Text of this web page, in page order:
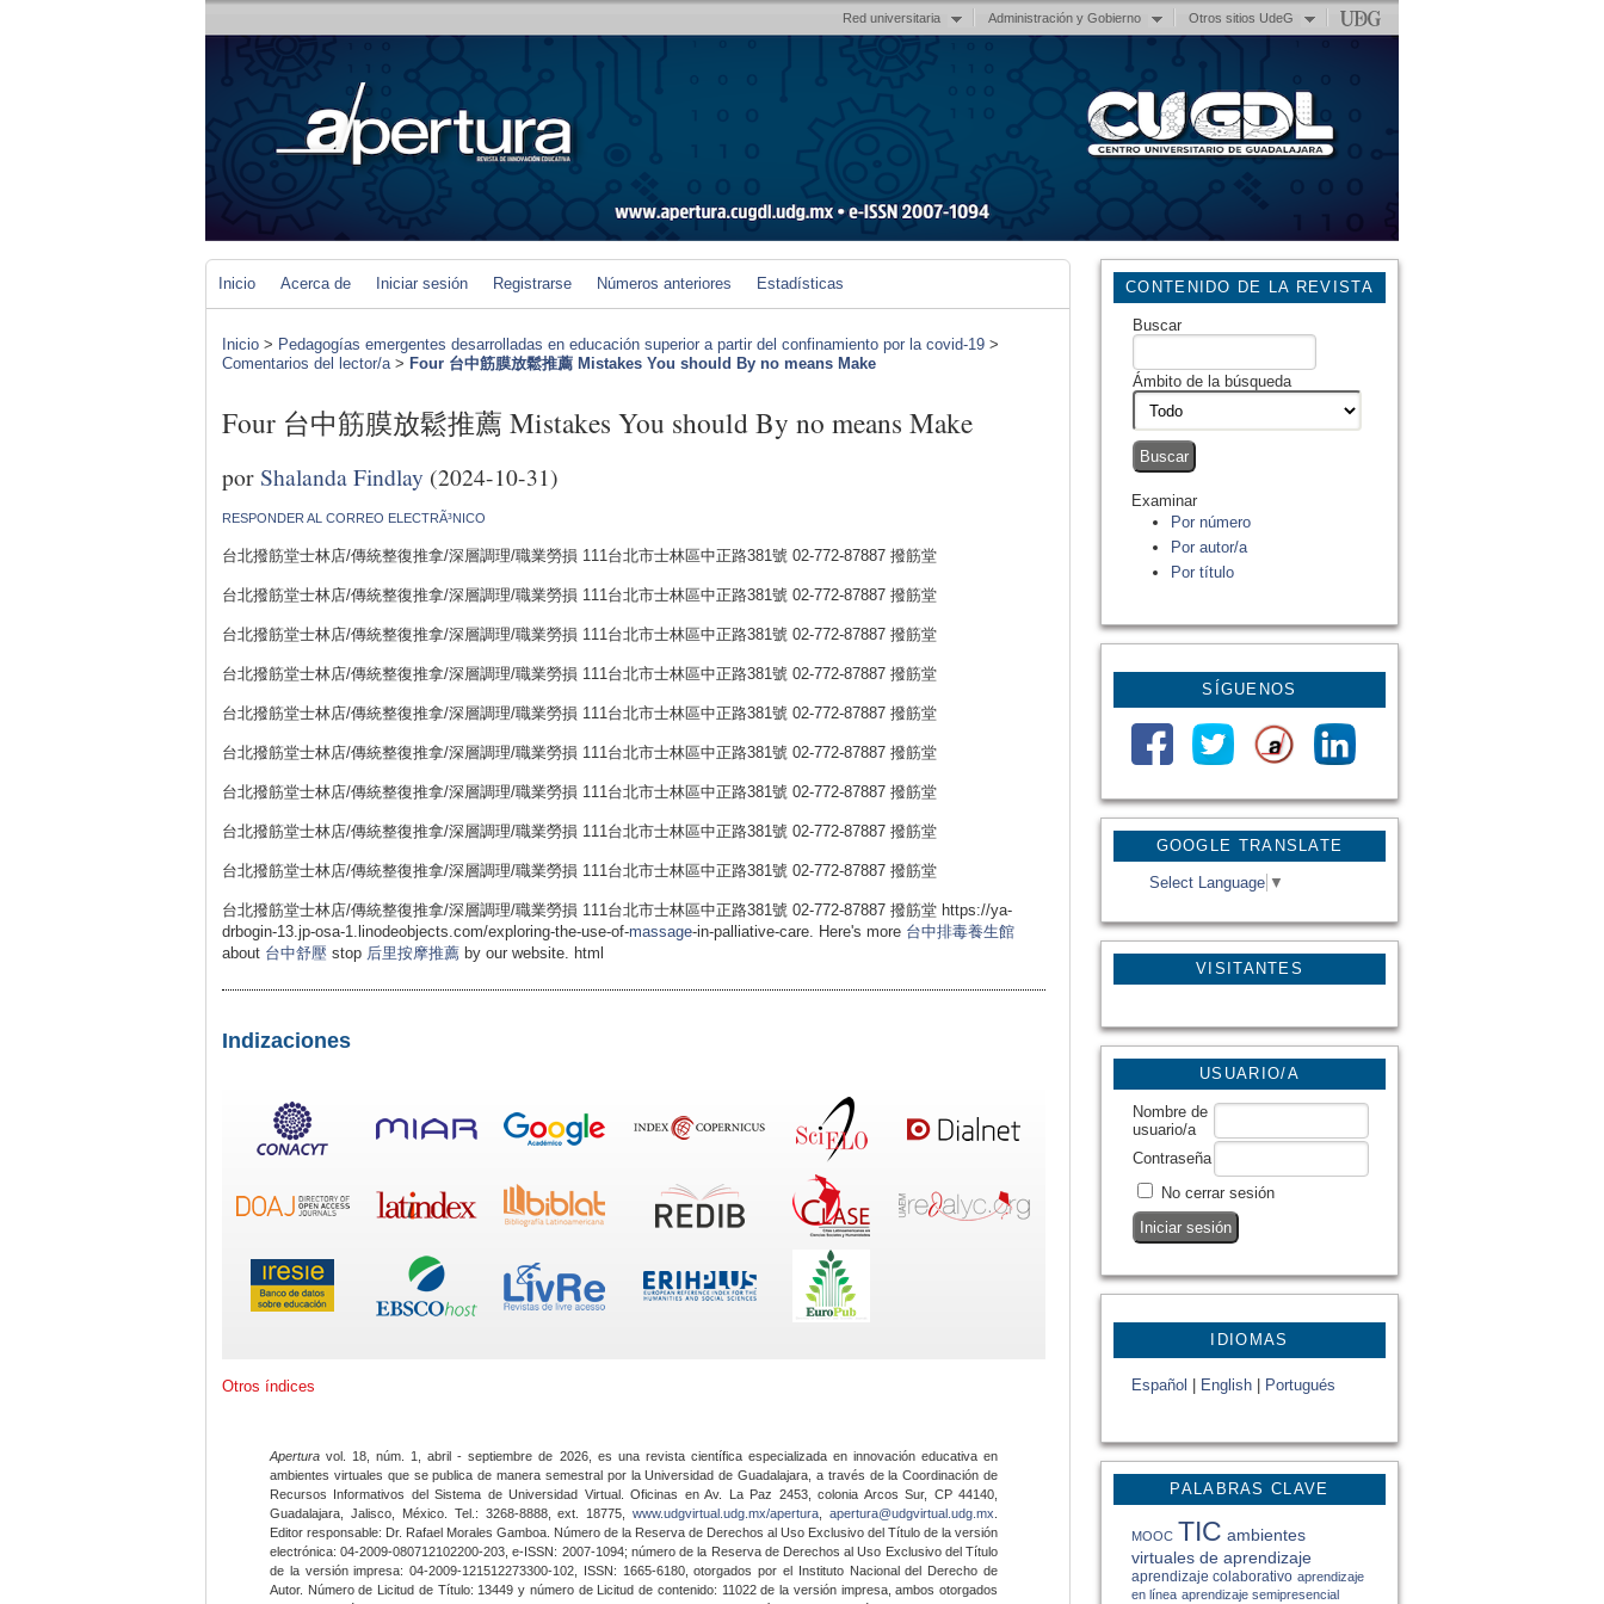
Red universitaria Administración y Gobierno Otros sitios UdeG
GOOGLE TRANSLATE
Select Language ▼
VISITANTES
CONTENIDO DE LA REVISTA
Buscar
Ámbito de la búsqueda
Examinar
Por número
Por autor/a
Por título
SÍGUENOS
USUARIO/A
Nombre de
usuario/a
Contraseña
No cerrar sesión
IDIOMAS
Español English Portugués
PALABRAS CLAVE
MOOC TIC ambientes
virtuales de aprendizaje
aprendizaje colaborativo aprendizaje
en línea aprendizaje semipresencial
Inicio Acerca de Iniciar sesión Registrarse Números anteriores Estadísticas
Inicio > Pedagogías emergentes desarrolladas en educación superior a partir del confinamiento por la covid-19 >
Comentarios del lector/a> Four 台中筋膜放鬆推薦 Mistakes You should By no means Make
Four 台中筋膜放鬆推薦 Mistakes You should By no means Make
porShalanda Findlay (2024-10-31)
RESPONDER AL CORREO ELECTRÃ³NICO
台北撥筋堂士林店/傳統整復推拿/深層調理/職業勞損 111台北市士林區中正路381號 02-772-87887 撥筋堂
台北撥筋堂士林店/傳統整復推拿/深層調理/職業勞損 111台北市士林區中正路381號 02-772-87887 撥筋堂
台北撥筋堂士林店/傳統整復推拿/深層調理/職業勞損 111台北市士林區中正路381號 02-772-87887 撥筋堂
台北撥筋堂士林店/傳統整復推拿/深層調理/職業勞損 111台北市士林區中正路381號 02-772-87887 撥筋堂
台北撥筋堂士林店/傳統整復推拿/深層調理/職業勞損 111台北市士林區中正路381號 02-772-87887 撥筋堂
台北撥筋堂士林店/傳統整復推拿/深層調理/職業勞損 111台北市士林區中正路381號 02-772-87887 撥筋堂
台北撥筋堂士林店/傳統整復推拿/深層調理/職業勞損 111台北市士林區中正路381號 02-772-87887 撥筋堂
台北撥筋堂士林店/傳統整復推拿/深層調理/職業勞損 111台北市士林區中正路381號 02-772-87887 撥筋堂
台北撥筋堂士林店/傳統整復推拿/深層調理/職業勞損 111台北市士林區中正路381號 02-772-87887 撥筋堂
台北撥筋堂士林店/傳統整復推拿/深層調理/職業勞損 111台北市士林區中正路381號 02-772-87887 撥筋堂 https://ya-
drbogin-13.jp-osa-1.linodeobjects.com/exploring-the-use-of-massage-in-palliative-care. Here's more 台中排毒養生館
about 台中舒壓 stop 后里按摩推薦 by our website. html
Indizaciones
Otros índices
Apertura vol. 18, núm. 1, abril - septiembre de 2026, es una revista científica especializada en innovación educativa en
ambientes virtuales que se publica de manera semestral por la Universidad de Guadalajara, a través de la Coordinación de
Recursos Informativos del Sistema de Universidad Virtual. Oficinas en Av. La Paz 2453, colonia Arcos Sur, CP 44140,
Guadalajara, Jalisco, México. Tel.: 3268-8888, ext. 18775,www.udgvirtual.udg.mx/apertura apertura@udgvirtual.udg.mx
Editor responsable: Dr. Rafael Morales Gamboa. Número de la Reserva de Derechos al Uso Exclusivo del Título de la versión
electrónica: 04-2009-080712102200-203, e-ISSN: 2007-1094; número de la Reserva de Derechos al Uso Exclusivo del Título
de la versión impresa: 04-2009-121512273300-102, ISSN: 1665-6180, otorgados por el Instituto Nacional del Derecho de
Autor. Número de Licitud de Título: 13449 y número de Licitud de contenido: 11022 de la versión impresa, ambos otorgados